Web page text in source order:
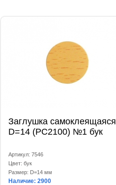
Заглушка самоклеящаяся
D=14 (РС2100) №1 бук
Артикул: 7546
Цвет: бук
Размер: D=14 мм
Наличие: 2900